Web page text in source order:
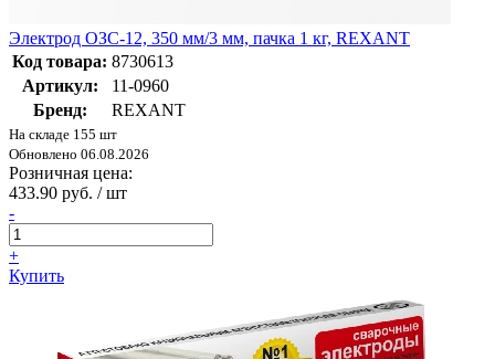
Электрод ОЗС-12, 350 мм/3 мм, пачка 1 кг, REXANT
Код товара: 8730613
Артикул:
11-0960
Бренд:
REXANT
На складе 155 шт
Обновлено 06.08.2026
Розничная цена:
433.90 руб. / шт
-
+
Купить